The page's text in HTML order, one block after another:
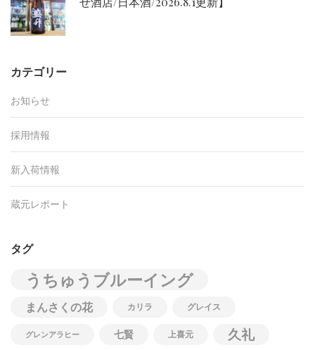
カテゴリー
お知らせ
採用情報
新入荷情報
蔵元レポート
タグ
うちゅうブルーイング
まんさくの花 カリラ グレイス
グレンアラヒー 七賢 上喜元
久礼